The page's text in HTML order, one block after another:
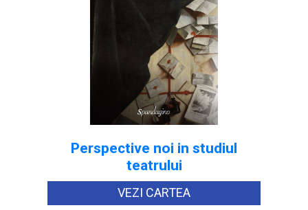
Perspective noi in studiul
teatrului
VEZI CARTEA